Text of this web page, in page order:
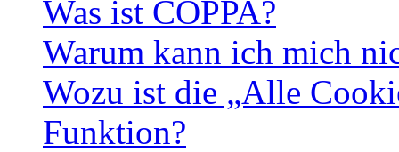
Was ist COPPA?
Warum kann ich mich
Wozu ist die „Alle
Funktion?